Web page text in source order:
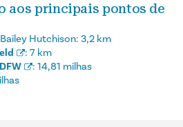
aos principais pontos de
Hutchison: 3,2 km
: 7 km
: 14,81 milhas